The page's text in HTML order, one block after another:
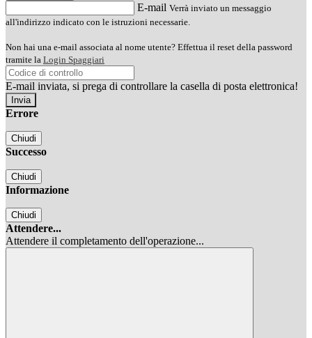
E-mail Verrà inviato un messaggio
all'indirizzo indicato con le istruzioni necessarie.
Non hai una e-mail associata al nome utente? Effettua il reset della password
tramite la Login Spaggiari
E-mail inviata, si prega di controllare la casella di posta elettronica!
Errore
Chiudi
Successo
Chiudi
Informazione
Chiudi
Attendere...
Attendere il completamento dell'operazione...